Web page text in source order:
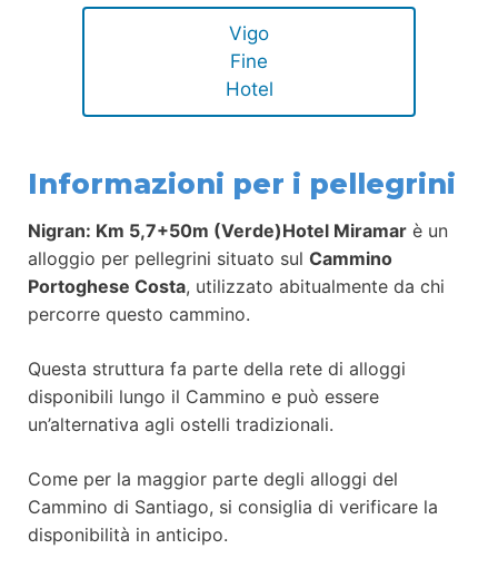
Vigo
Fine
Hotel
Informazioni per i pellegrini
Nigran: Km 5,7+50m (Verde)Hotel Miramar è un
alloggio per pellegrini situato sul Cammino
Portoghese Costa, utilizzato abitualmente da chi
percorre questo cammino.
Questa struttura fa parte della rete di alloggi
disponibili lungo il Cammino e può essere
un’alternativa agli ostelli tradizionali.
Come per la maggior parte degli alloggi del
Cammino di Santiago, si consiglia di verificare la
disponibilità in anticipo.